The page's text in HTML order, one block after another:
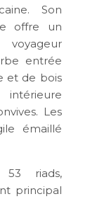
Son
offre un
entrée
et de bois
Les
émaillé
53 riads,
principal